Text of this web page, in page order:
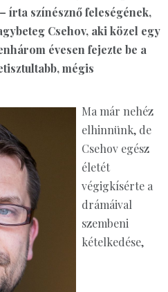
írta színésznő feleségének,
Csehov, aki közel egy
évesen fejezte be a
mégis
Ma már nehéz
elhinnünk, de
Csehov egész
életét
végigkísérte a
drámáival
szembeni
kételkedése,